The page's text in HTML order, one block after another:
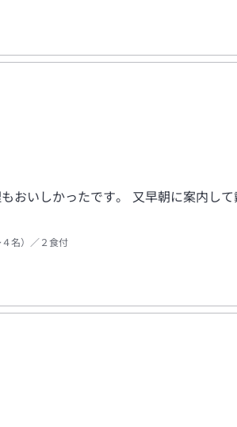
おいしかったです。 又早朝に案内し
名）／２食付